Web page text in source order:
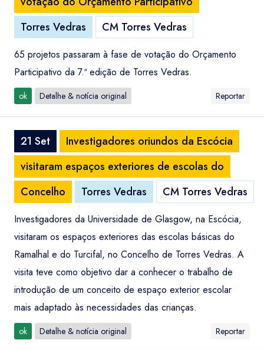
Torres Vedras
CM Torres Vedras
65 projetos passaram à fase de votação do Orçamento
Participativo da 7.ª edição de Torres Vedras.
ok Detalhe & notícia original Reportar
21 Set
Investigadores oriundos da Escócia
visitaram espaços exteriores de escolas do
Concelho
Torres Vedras CM Torres Vedras
Investigadores da Universidade de Glasgow, na Escócia,
visitaram os espaços exteriores das escolas básicas do
Ramalhal e do Turcifal, no Concelho de Torres Vedras. A
visita teve como objetivo dar a conhecer o trabalho de
introdução de um conceito de espaço exterior escolar
mais adaptado às necessidades das crianças.
ok Detalhe & notícia original Reportar